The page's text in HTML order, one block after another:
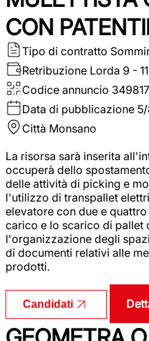
CON
Tipo di contratto
Retribuzione Lorda 9 -
Codice annuncio 349817
Data di pubblicazione
Città Monsano
La risorsa sarà inserita
occuperà dello
delle attività di picking e
l'utilizzo di transpallet
elevatore con due e
carico e lo scarico di pallet
l'organizzazione degli
di documenti relativi alle
prodotti.
Candidati